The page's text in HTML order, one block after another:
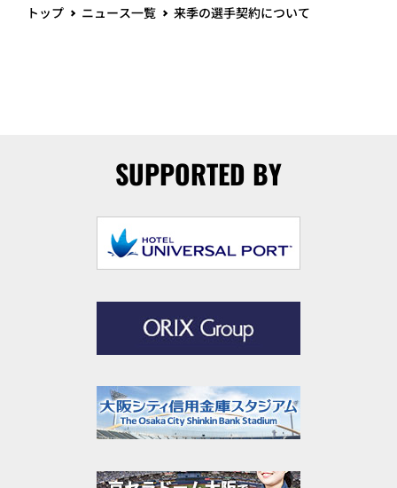
トップ ニュース一覧 来季の選手契約について
SUPPORTED BY